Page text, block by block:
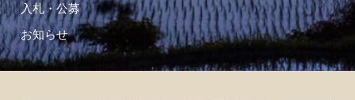
入札・公募
お知らせ